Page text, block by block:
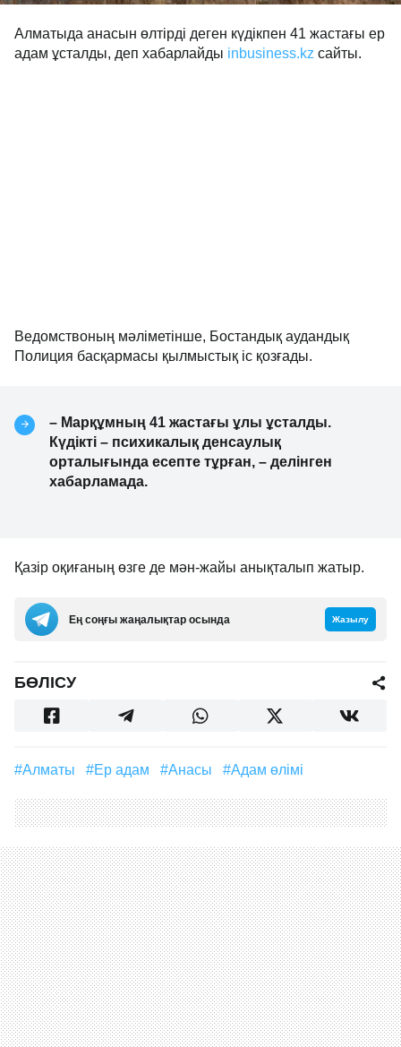
Алматыда анасын өлтірді деген күдікпен 41 жастағы ер
адам ұсталды, деп хабарлайды inbusiness.kz сайты.
Ведомствоның мәліметінше, Бостандық аудандық
Полиция басқармасы қылмыстық іс қозғады.
– Марқұмның 41 жастағы ұлы ұсталды.
Күдікті – психикалық денсаулық
орталығында есепте тұрған, – делінген
хабарламада.
Қазір оқиғаның өзге де мән-жайы анықталып жатыр.
Ең соңғы жаңалықтар осында Жазылу
БӨЛІСУ
#Алматы #ер адам #анасы #адам өлімі